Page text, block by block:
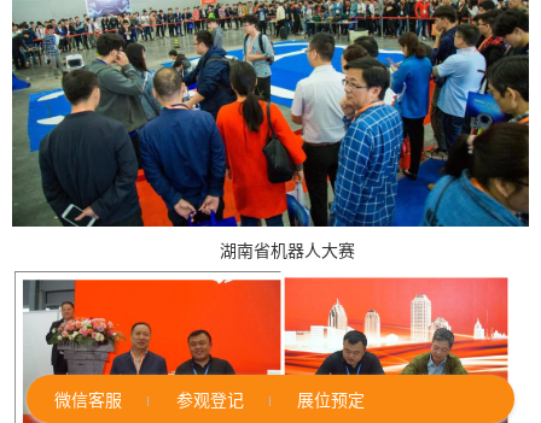
湖南省机器人大赛
微信客服 参观登记 展位预定